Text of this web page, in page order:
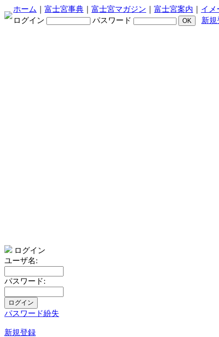
ホーム 富士宮事典 富士宮マガジン 富士宮案内
イメ
ログイン
パスワード 新規
ログイン
ユーザ名:
パスワード:
パスワード紛失
新規登録